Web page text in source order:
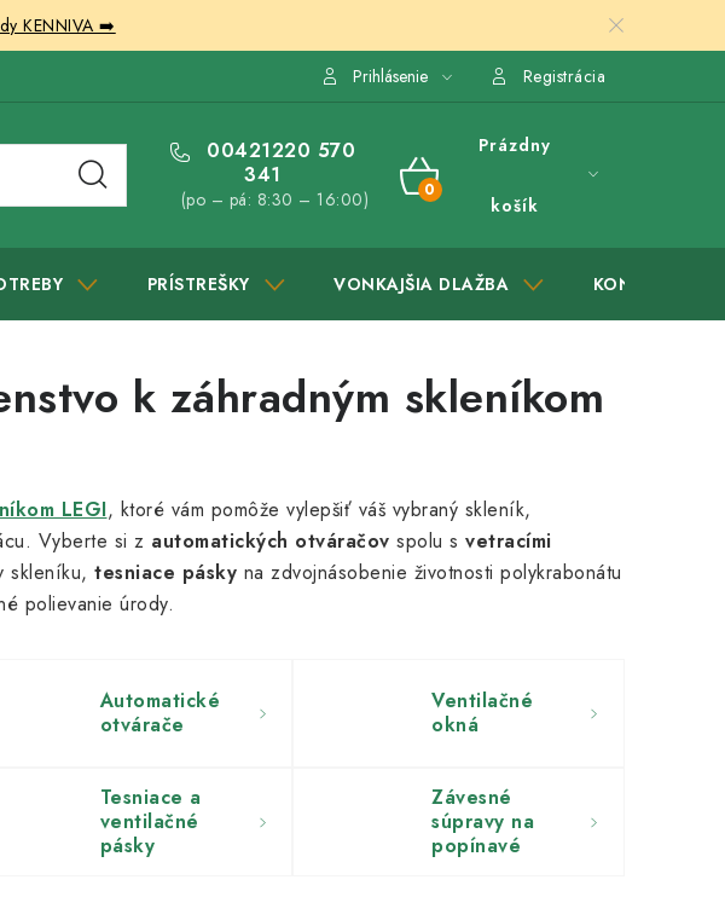
KENNIVA ➡️
Prihlásenie Registrácia
00421220 570
341
(po – pá: 8:30 – 16:00)
NÁKUPNÝ
Prázdny
košík
PRÍSTREŠKY VONKAJŠIA DLAŽBA KONTAKTY
k záhradným skleníkom
LEGI, ktoré vám pomôže vylepšiť váš vybraný skleník,
Vyberte si z automatických otváračov spolu s vetracími
skleníku, tesniace pásky na zdvojnásobenie životnosti polykrabonátu
polievanie úrody.
Automatické
otvárače
Ventilačné
okná
Tesniace a
ventilačné
pásky
Závesné
súpravy na
popínavé